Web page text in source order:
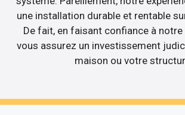
une installation durable et rentable
De fait, en faisant confiance à
vous assurez un investissement
maison ou votre